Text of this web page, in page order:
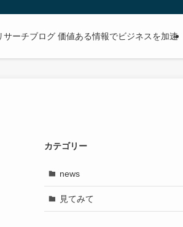
的に進められる手順を紹介。
ーチブログ 価値ある情報でビジネスを加速
カテゴリー
news
見てみて